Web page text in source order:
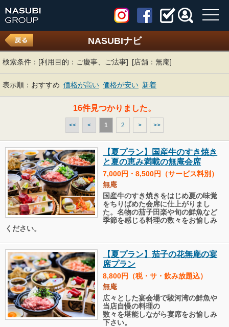
NASUBIナビ
検索条件： [利用目的：ご慶事、ご法事] [店舗：無庵]
表示順： おすすめ 価格が高い 価格が安い 新着
16件見つかりました。
<< < 1 2 > >>
【夏プラン】国産牛のすき焼き
と夏の恵み満載の無庵会席
7,000円・8,500円（サービス料別）
無庵
国産牛のすき焼きをはじめ夏の味覚
をちりばめた会席に仕上がりまし
た。名物の茄子田楽や旬の鮮魚など
季節を感じる料理の数々をお愉しみ
ください。
【夏プラン】茄子の花無庵の宴
席プラン
8,800円（税・サ・飲み放題込）
無庵
広々とした宴会場で駿河湾の鮮魚や
当店自慢の料理の
数々を堪能しながら宴席をお愉しみ
下さい。